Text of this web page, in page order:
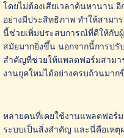
โดยไม่ต้องเสียเวลาค้นหานาน
อย่างมีประสิทธิภาพ ทำให้สามา
นี้ช่วยเพิ่มประสบการณ์ที่ดีให้กับ
สมัยมากยิ่งขึ้น นอกจากนี้การปรั
สำคัญที่ช่วยให้แพลตฟอร์มสามา
งานยุคใหม่ได้อย่างครบถ้วนมาก
หลายคนที่เคยใช้งานแพลตฟอร์
ระบบเป็นสิ่งสำคัญ และนี่คือเหตุ